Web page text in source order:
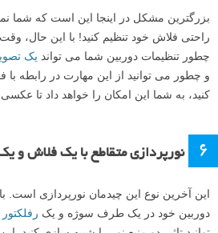
بزرگترین مشکل در اینجا این است که شما
راحتی فلاش خود تنظیم کنید! با این حال،
چطور تنظیمات دوربین شما می تواند یک
و چطور می توانید از این مهارت در رابطه با
کنید، به شما این امکان را خواهد داد تا عکسی
۶ نورپردازی متقاطع با یک فلاش و
این آخرین نوع این چیدمان نورپردازی است.
دوربین خود در یک طرف سوژه و یک رفلکتور